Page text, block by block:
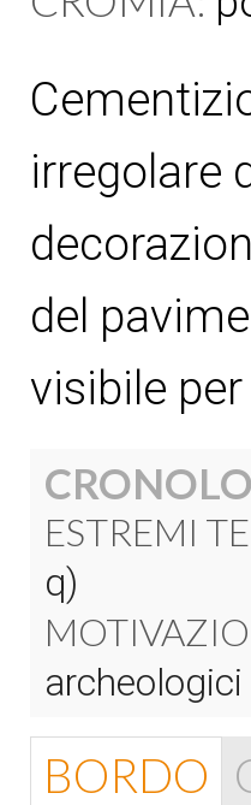
irregolare
del
visibile
ESTREMI
q)
archeologici
BORDO